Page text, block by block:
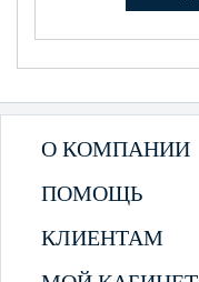
О КОМПАНИИ
ПОМОЩЬ
КЛИЕНТАМ